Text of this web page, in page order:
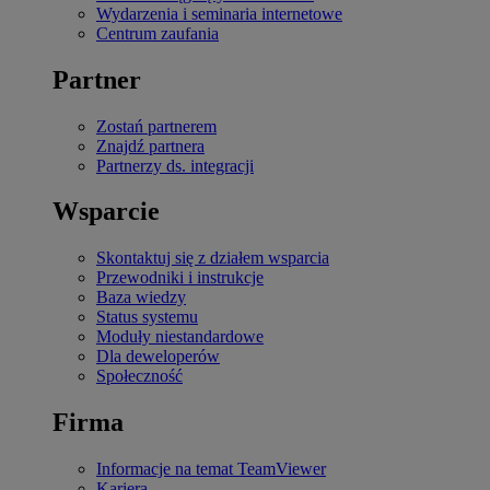
Wydarzenia i seminaria internetowe
Centrum zaufania
Partner
Zostań partnerem
Znajdź partnera
Partnerzy ds. integracji
Wsparcie
Skontaktuj się z działem wsparcia
Przewodniki i instrukcje
Baza wiedzy
Status systemu
Moduły niestandardowe
Dla deweloperów
Społeczność
Firma
Informacje na temat TeamViewer